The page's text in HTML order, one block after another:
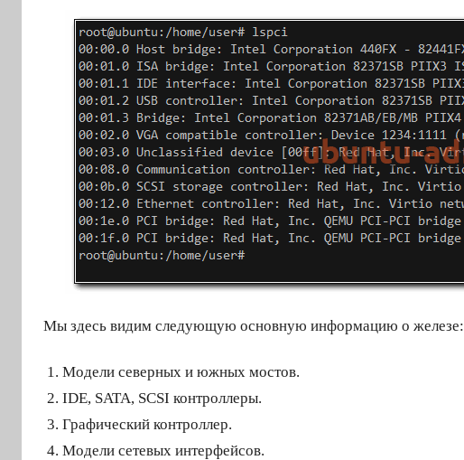
Мы здесь видим следующую основную информацию о железе:
Модели северных и южных мостов.
IDE, SATA, SCSI контроллеры.
Графический контроллер.
Модели сетевых интерфейсов.